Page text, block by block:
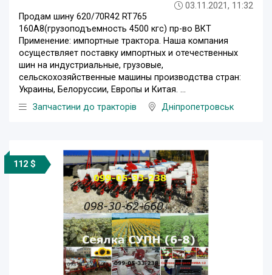
03.11.2021, 11:32
Продам шину 620/70R42 RT765
160A8(грузоподъемность 4500 кгс) пр-во ВКТ
Применение: импортные трактора. Наша компания
осуществляет поставку импортных и отечественных
шин на индустриальные, грузовые,
сельскохозяйственные машины производства стран:
Украины, Белоруссии, Европы и Китая. ...
Запчастини до тракторів
Дніпропетровськ
112 $